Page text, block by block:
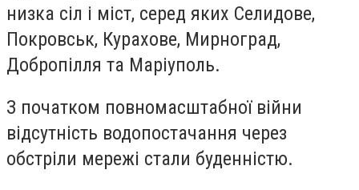
низка сіл і міст, серед яких Селидове,
Покровськ, Курахове, Мирноград,
Добропілля та Маріуполь.
З початком повномасштабної війни
відсутність водопостачання через
обстріли мережі стали буденністю.